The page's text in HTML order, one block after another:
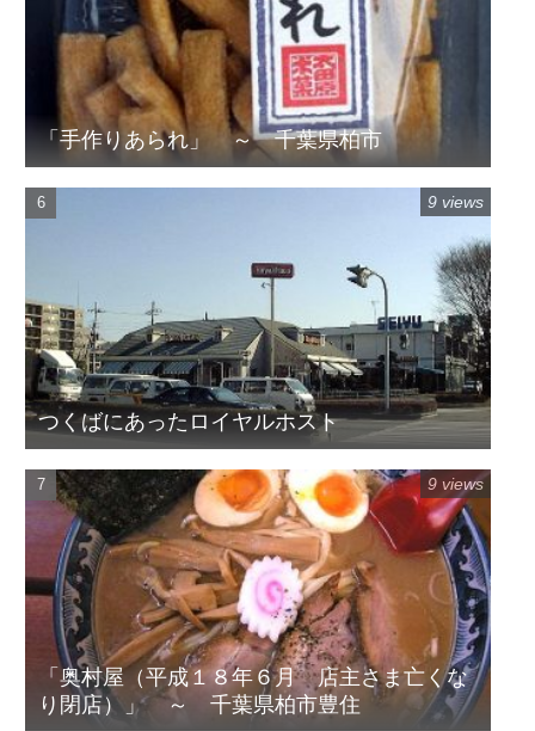
「手作りあられ」 ～ 千葉県柏市
つくばにあったロイヤルホスト
9 views
「奥村屋（平成１８年６月 店主さま亡くな
り閉店）」 ～ 千葉県柏市豊住
9 views